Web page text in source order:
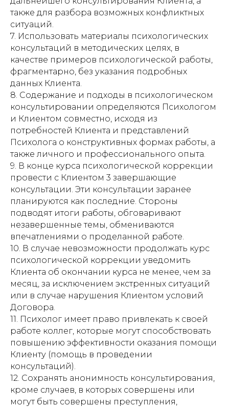
также для разбора возможных конфликтных
ситуаций.
7. Использовать материалы психологических
консультаций в методических целях, в
качестве примеров психологической работы,
фрагментарно, без указания подробных
данных Клиента.
8. Содержание и подходы в психологическом
консультировании определяются Психологом
и Клиентом совместно, исходя из
потребностей Клиента и представлений
Психолога о конструктивных формах работы, а
также личного и профессионального опыта.
9. В конце курса психологической коррекции
провести с Клиентом 3 завершающие
консультации. Эти консультации заранее
планируются как последние. Стороны
подводят итоги работы, обговаривают
незавершенные темы, обмениваются
впечатлениями о проделанной работе.
10. В случае невозможности продолжать курс
психологической коррекции уведомить
Клиента об окончании курса не менее, чем за
месяц, за исключением экстренных ситуаций
или в случае нарушения Клиентом условий
Договора.
11. Психолог имеет право привлекать к своей
работе коллег, которые могут способствовать
повышению эффективности оказания помощи
Клиенту (помощь в проведении
консультаций).
12. Сохранять анонимность консультирования,
кроме случаев, в которых совершены или
могут быть совершены преступления,